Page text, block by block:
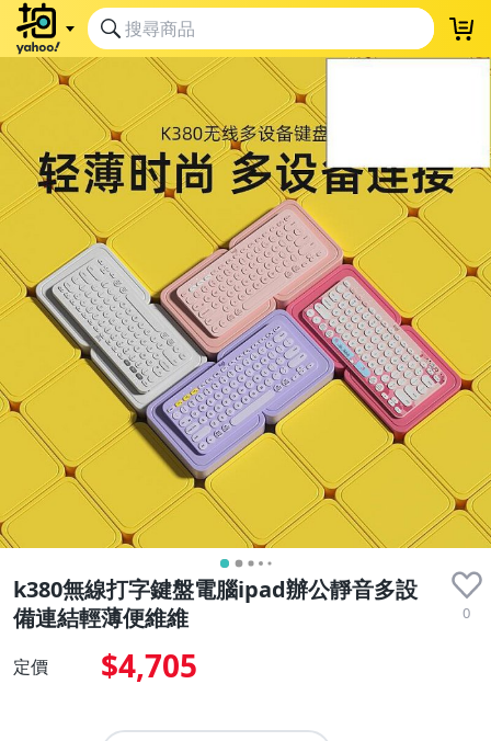
k380無線打字鍵盤電腦ipad辦公靜音多設
備連結輕薄便維維
0
定價 $4,705